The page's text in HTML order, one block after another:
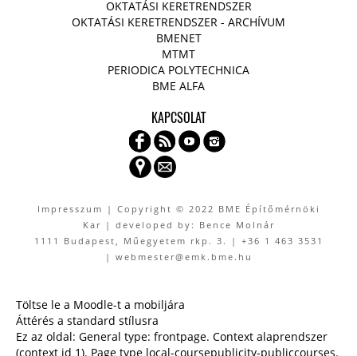
OKTATÁSI KERETRENDSZER
OKTATÁSI KERETRENDSZER - ARCHÍVUM
BMENET
MTMT
PERIODICA POLYTECHNICA
BME ALFA
KAPCSOLAT
Impresszum | Copyright © 2022 BME Építőmérnöki
Kar | developed by: Bence Molnár
1111 Budapest, Műegyetem rkp. 3. | +36 1 463 3531
| webmester@emk.bme.hu
Töltse le a Moodle-t a mobiljára
Áttérés a standard stílusra
Ez az oldal: General type: frontpage. Context alaprendszer
(context id 1). Page type local-coursepublicity-publiccourses.